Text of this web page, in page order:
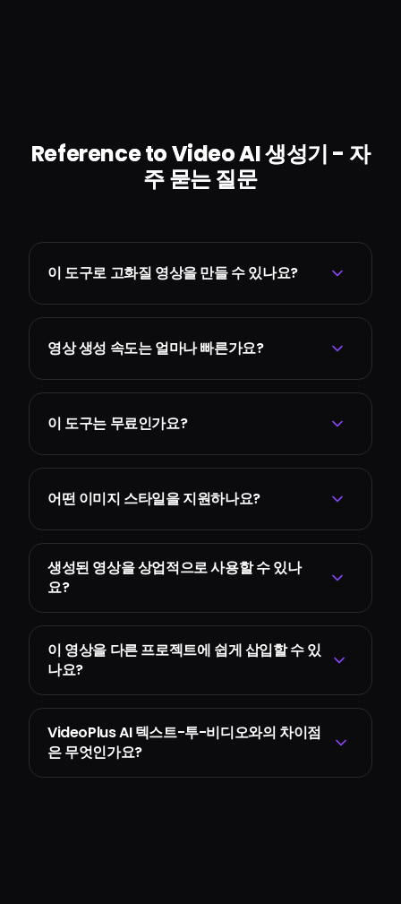
Reference to Video AI 생성기 - 자
주 묻는 질문
이 도구로 고화질 영상을 만들 수 있나요?
영상 생성 속도는 얼마나 빠른가요?
이 도구는 무료인가요?
어떤 이미지 스타일을 지원하나요?
생성된 영상을 상업적으로 사용할 수 있나
요?
이 영상을 다른 프로젝트에 쉽게 삽입할 수 있
나요?
VideoPlus AI 텍스트-투-비디오와의 차이점
은 무엇인가요?